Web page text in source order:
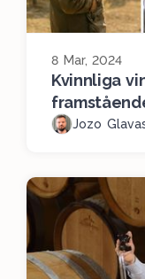
8 Mar, 2024
Kvinnliga
Jozo